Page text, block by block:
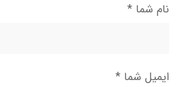
نام شما *
ایمیل شما *